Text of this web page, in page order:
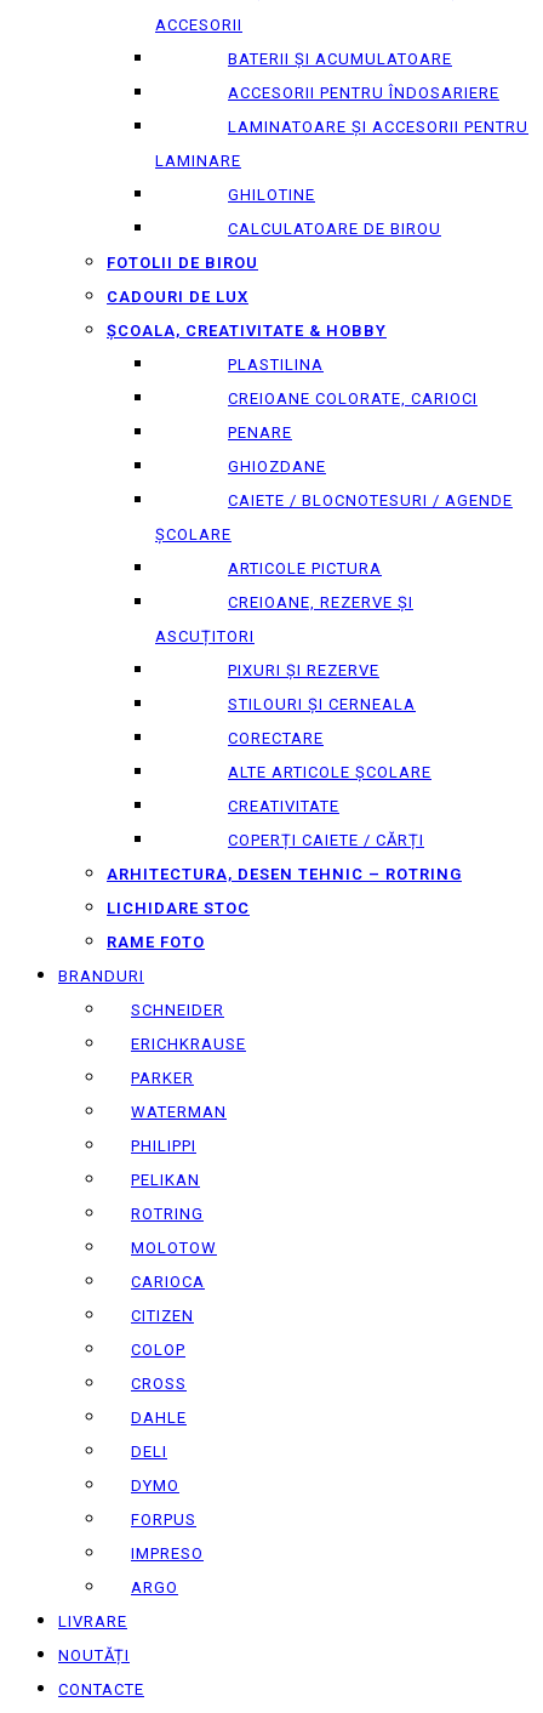
ACCESORII
BATERII ȘI ACUMULATOARE
ACCESORII PENTRU ÎNDOSARIERE
LAMINATOARE ȘI ACCESORII PENTRU
LAMINARE
GHILOTINE
CALCULATOARE DE BIROU
FOTOLII DE BIROU
CADOURI DE LUX
ȘCOALA, CREATIVITATE & HOBBY
PLASTILINA
CREIOANE COLORATE, CARIOCI
PENARE
GHIOZDANE
CAIETE / BLOCNOTESURI / AGENDE
ȘCOLARE
ARTICOLE PICTURA
CREIOANE, REZERVE ȘI
ASCUȚITORI
PIXURI ȘI REZERVE
STILOURI ȘI CERNEALA
CORECTARE
ALTE ARTICOLE ȘCOLARE
CREATIVITATE
COPERȚI CAIETE / CĂRȚI
ARHITECTURA, DESEN TEHNIC – ROTRING
LICHIDARE STOC
RAME FOTO
BRANDURI
SCHNEIDER
ERICHKRAUSE
PARKER
WATERMAN
PHILIPPI
PELIKAN
ROTRING
MOLOTOW
CARIOCA
CITIZEN
COLOP
CROSS
DAHLE
DELI
DYMO
FORPUS
IMPRESO
ARGO
LIVRARE
NOUTĂȚI
CONTACTE